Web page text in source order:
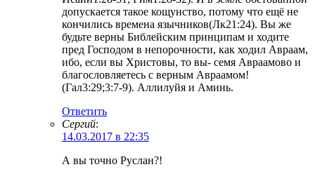
допускается такое кощунство, потому что ещё не
кончились времена язычников(Лк21:24). Вы же
будьте верны Библейским принципам и ходите
пред Господом в непорочности, как ходил Авраам,
ибо, если вы Христовы, то вы- семя Авраамово и
благословляетесь с верным Авраамом!
(Гал3:29;3:7-9). Аллилуйя и Аминь.
Ответить
Сергий:
14.03.2017 в 22:35
А вы точно Руслан?!